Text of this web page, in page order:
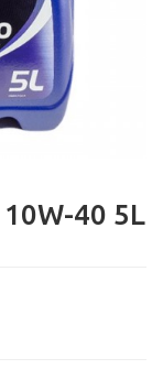
10W-40 5L